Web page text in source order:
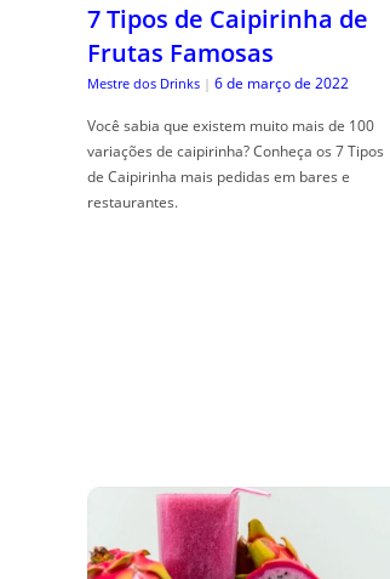
7 Tipos de Caipirinha de
Frutas Famosas
Mestre dos Drinks | 6 de março de 2022
Você sabia que existem muito mais de 100
variações de caipirinha? Conheça os 7 Tipos
de Caipirinha mais pedidas em bares e
restaurantes.